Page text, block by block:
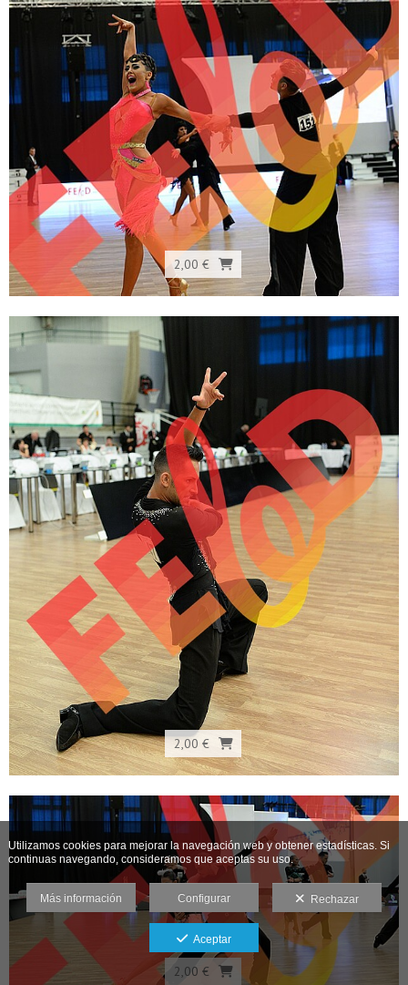
2,00 €
2,00 €
2,00 €
Utilizamos cookies para mejorar la navegación web y obtener estadísticas. Si
continuas navegando, consideramos que aceptas su uso.
Más información Configurar Rechazar
Aceptar